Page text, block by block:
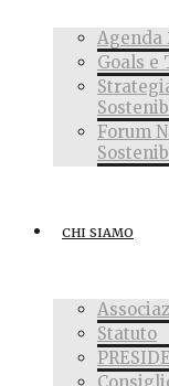
Agenda
Goals e
Forum
CHI SIAMO
Statuto